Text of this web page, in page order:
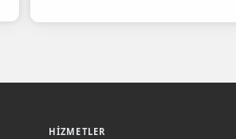
HIZMETLER